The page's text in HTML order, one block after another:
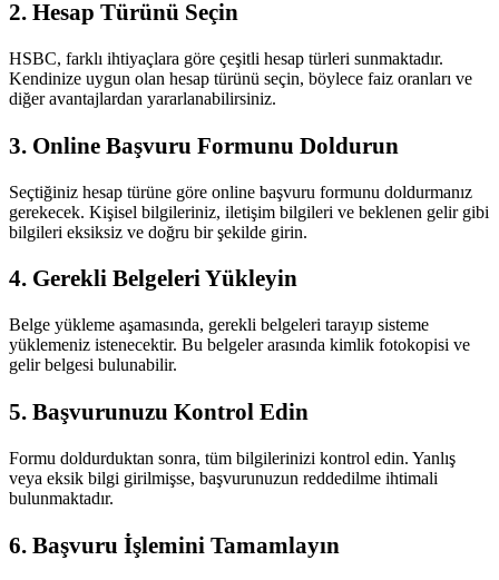
2. Hesap Türünü Seçin
HSBC, farklı ihtiyaçlara göre çeşitli hesap türleri sunmaktadır.
Kendinize uygun olan hesap türünü seçin, böylece faiz oranları ve
diğer avantajlardan yararlanabilirsiniz.
3. Online Başvuru Formunu Doldurun
Seçtiğiniz hesap türüne göre online başvuru formunu doldurmanız
gerekecek. Kişisel bilgileriniz, iletişim bilgileri ve beklenen gelir gibi
bilgileri eksiksiz ve doğru bir şekilde girin.
4. Gerekli Belgeleri Yükleyin
Belge yükleme aşamasında, gerekli belgeleri tarayıp sisteme
yüklemeniz istenecektir. Bu belgeler arasında kimlik fotokopisi ve
gelir belgesi bulunabilir.
5. Başvurunuzu Kontrol Edin
Formu doldurduktan sonra, tüm bilgilerinizi kontrol edin. Yanlış
veya eksik bilgi girilmişse, başvurunuzun reddedilme ihtimali
bulunmaktadır.
6. Başvuru İşlemini Tamamlayın